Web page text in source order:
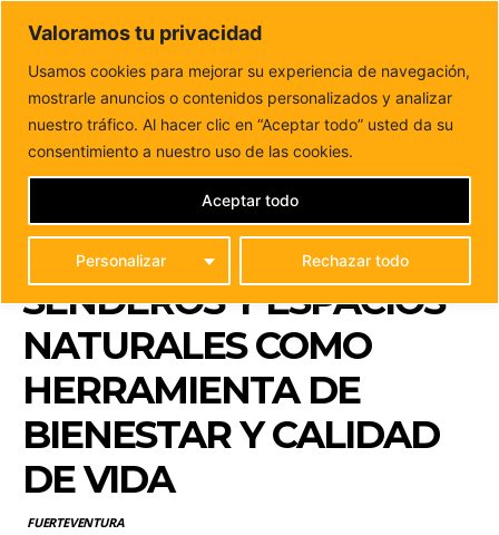
Valoramos tu privacidad
Usamos cookies para mejorar su experiencia de navegación,
mostrarle anuncios o contenidos personalizados y analizar
nuestro tráfico. Al hacer clic en “Aceptar todo” usted da su
consentimiento a nuestro uso de las cookies.
Personalizar Rechazar todo
Aceptar todo
DUNAS FM
Tu informacion de forma cercana
Inicio FUERTEVENTURA
‘Fuerteventura, bonita por
naturaleza’ mejora senderos y espacios naturales como
herramienta de...
‘FUERTEVENTURA,
BONITA POR
NATURALEZA’ MEJORA
SENDEROS Y ESPACIOS
NATURALES COMO
HERRAMIENTA DE
BIENESTAR Y CALIDAD
DE VIDA
FUERTEVENTURA